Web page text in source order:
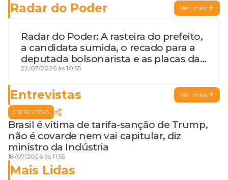
Radar do Poder Ver mais
Radar do Poder: A rasteira do prefeito,
a candidata sumida, o recado para a
deputada bolsonarista e as placas da
discórdia
22/07/2026 às 10:55
Entrevistas Ver mais
ENTREVISTAS
Brasil é vítima de tarifa-sanção de Trump,
não é covarde nem vai capitular, diz
ministro da Indústria
18/07/2026 às 11:55
Mais Lidas